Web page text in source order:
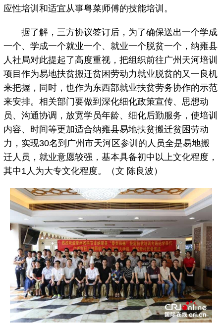
应性培训和适宜从事粤菜师傅的技能培训。
据了解，三方协议签订后，为了确保送出一个学成
一个、学成一个就业一个、就业一个脱贫一个，纳雍县
人社局对此提起了高度重视，把组织前往广州天河培训
项目作为易地扶贫搬迁贫困劳动力就业脱贫的又一良机
来把握，同时，也作为东西部就业扶贫劳务协作的示范
来安排。相关部门要做到深化细化政策宣传、思想动
员、沟通协调，放宽学员年龄、细化后勤服务，使培训
内容、时间等更加适合纳雍县易地扶贫搬迁贫困劳动
力，实现30名到广州市天河区参训的人员全是易地搬
迁人员，就业意愿较强，基本具备初中以上文化程度，
其中1人为大专文化程度。（文 陈良波）